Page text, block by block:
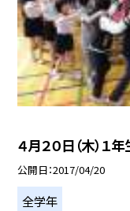
４月２０日（木）１
公開日 2017/04/20
全学年